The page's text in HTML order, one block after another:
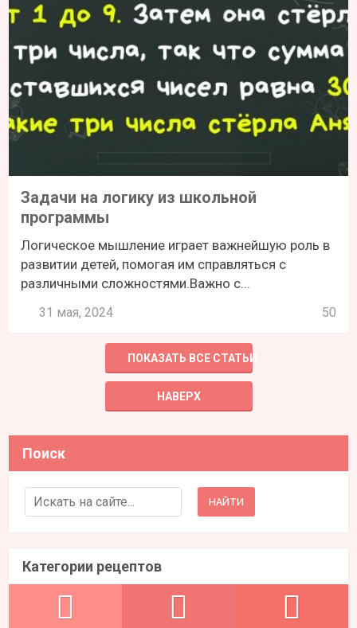
Задачи на логику из школьной
программы
Логическое мышление играет важнейшую роль в
развитии детей, помогая им справляться с
различными сложностями.Важно с...
31 мая, 2024 50
ПОКАЗАТЬ ВСЕ СТАТЬИ
НАВЕРХ
Поиск
Search for:
Категории рецептов